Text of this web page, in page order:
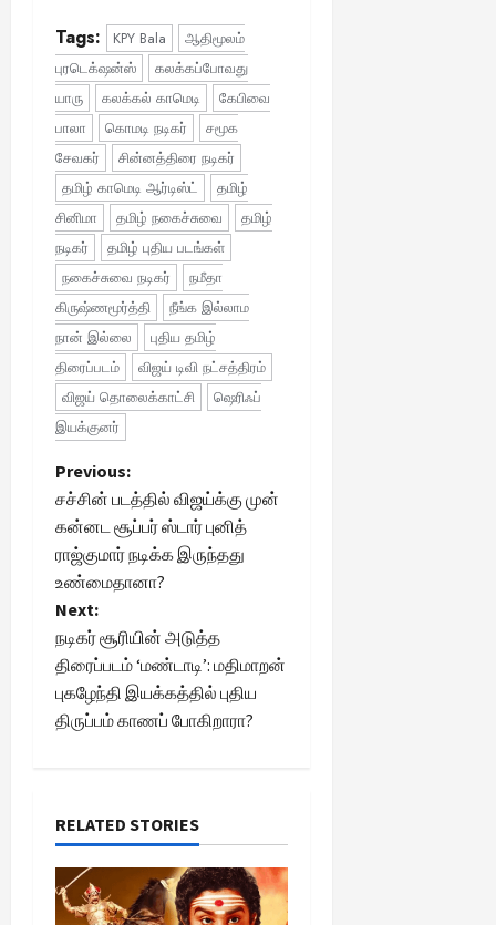
Tags: KPY Bala
ஆதிமூலம்
புரடெக்‌ஷன்ஸ்
கலக்கப்போவது
யாரு
கலக்கல் காமெடி
கேபிவை
பாலா
கொமடி நடிகர்
சமூக
சேவகர்
சின்னத்திரை நடிகர்
தமிழ் காமெடி ஆர்டிஸ்ட்
தமிழ்
சினிமா
தமிழ் நகைச்சுவை
தமிழ்
நடிகர்
தமிழ் புதிய படங்கள்
நகைச்சுவை நடிகர்
நமீதா
கிருஷ்ணமூர்த்தி
நீங்க இல்லாம
நான் இல்லை
புதிய தமிழ்
திரைப்படம்
விஜய் டிவி நட்சத்திரம்
விஜய் தொலைக்காட்சி
ஷெரிஃப்
இயக்குனர்
P
o
s
t
n
a
g
a
Previous:
சச்சின் படத்தில் விஜய்க்கு முன்
கன்னட சூப்பர் ஸ்டார் புனித்
ராஜ்குமார் நடிக்க இருந்தது
உண்மைதானா?
Next:
நடிகர் சூரியின் அடுத்த
திரைப்படம் ‘மண்டாடி’: மதிமாறன்
புகழேந்தி இயக்கத்தில் புதிய
திருப்பம் காணப் போகிறாரா?
RELATED STORIES